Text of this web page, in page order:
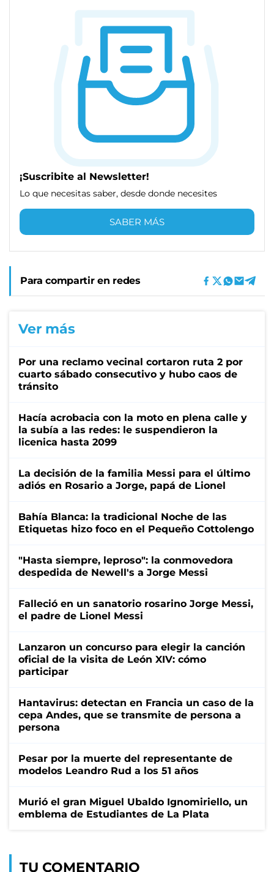
¡Suscribite al Newsletter!
Lo que necesitas saber, desde donde necesites
SABER MÁS
Para compartir en redes
Ver más
Por una reclamo vecinal cortaron ruta 2 por
cuarto sábado consecutivo y hubo caos de
tránsito
Hacía acrobacia con la moto en plena calle y
la subía a las redes: le suspendieron la
licenica hasta 2099
La decisión de la familia Messi para el último
adiós en Rosario a Jorge, papá de Lionel
Bahía Blanca: la tradicional Noche de las
Etiquetas hizo foco en el Pequeño Cottolengo
"Hasta siempre, leproso": la conmovedora
despedida de Newell's a Jorge Messi
Falleció en un sanatorio rosarino Jorge Messi,
el padre de Lionel Messi
Lanzaron un concurso para elegir la canción
oficial de la visita de León XIV: cómo
participar
Hantavirus: detectan en Francia un caso de la
cepa Andes, que se transmite de persona a
persona
Pesar por la muerte del representante de
modelos Leandro Rud a los 51 años
Murió el gran Miguel Ubaldo Ignomiriello, un
emblema de Estudiantes de La Plata
TU COMENTARIO